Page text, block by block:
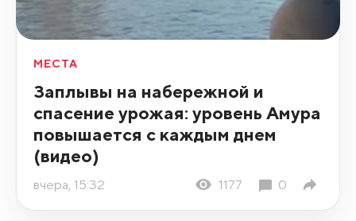
МЕСТА
Заплывы на набережной и
спасение урожая: уровень Амура
повышается с каждым днем
(видео)
вчера, 15:32 1177 0